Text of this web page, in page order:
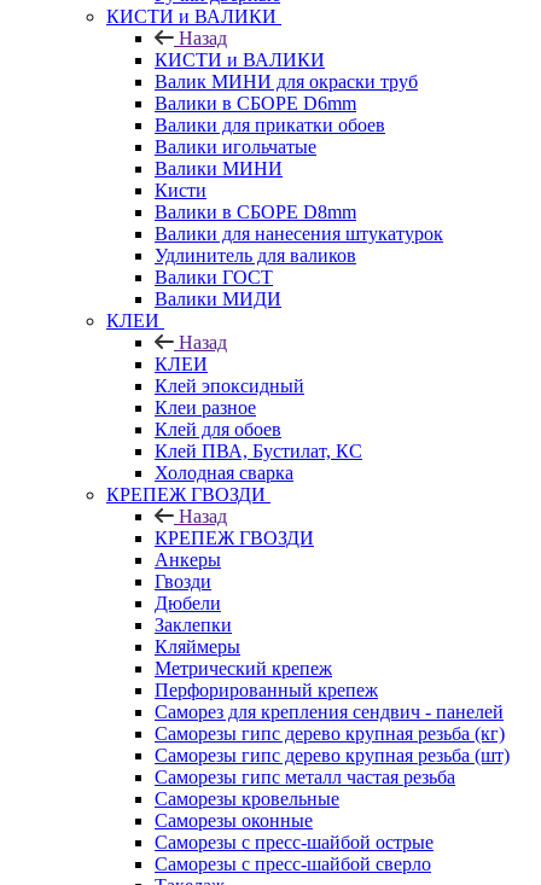
КИСТИ и ВАЛИКИ
Назад
КИСТИ и ВАЛИКИ
Валик МИНИ для окраски труб
Валики в СБОРЕ D6mm
Валики для прикатки обоев
Валики игольчатые
Валики МИНИ
Кисти
Валики в СБОРЕ D8mm
Валики для нанесения штукатурок
Удлинитель для валиков
Валики ГОСТ
Валики МИДИ
КЛЕИ
Назад
КЛЕИ
Клей эпоксидный
Клеи разное
Клей для обоев
Клей ПВА, Бустилат, КС
Холодная сварка
КРЕПЕЖ ГВОЗДИ
Назад
КРЕПЕЖ ГВОЗДИ
Анкеры
Гвозди
Дюбели
Заклепки
Кляймеры
Метрический крепеж
Перфорированный крепеж
Саморез для крепления сендвич - панелей
Саморезы гипс дерево крупная резьба (кг)
Саморезы гипс дерево крупная резьба (шт)
Саморезы гипс металл частая резьба
Саморезы кровельные
Саморезы оконные
Саморезы с пресс-шайбой острые
Саморезы с пресс-шайбой сверло